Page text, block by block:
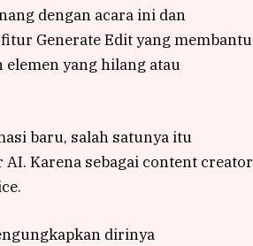
dengan acara ini dan
Generate Edit yang membantu
yang hilang atau
baru, salah satunya itu
Karena sebagai content creator
dirinya